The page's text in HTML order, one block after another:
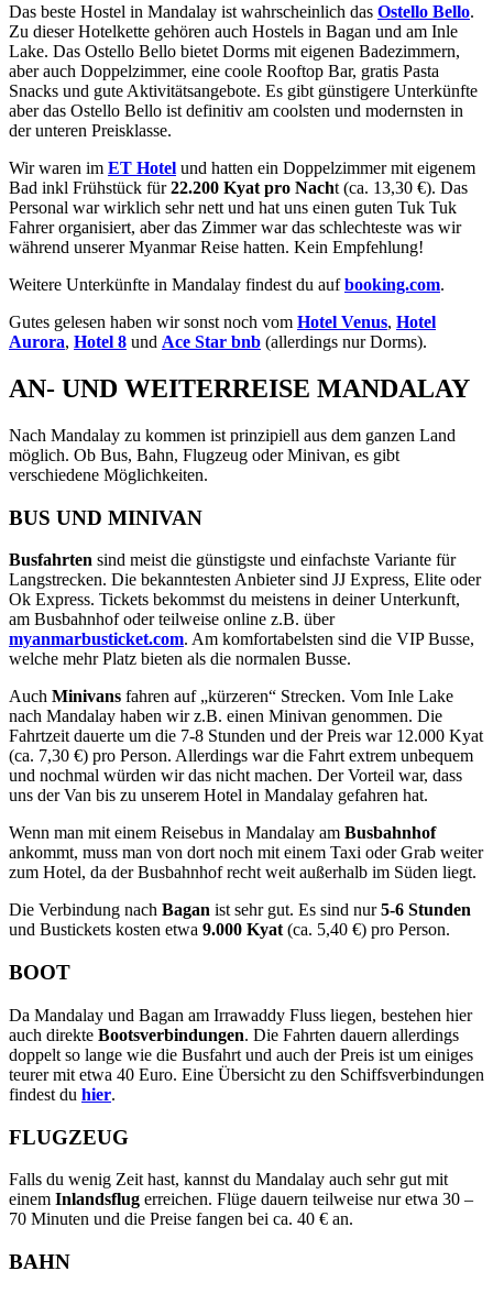
Das beste Hostel in Mandalay ist wahrscheinlich das Ostello Bello.
Zu dieser Hotelkette gehören auch Hostels in Bagan und am Inle
Lake. Das Ostello Bello bietet Dorms mit eigenen Badezimmern,
aber auch Doppelzimmer, eine coole Rooftop Bar, gratis Pasta
Snacks und gute Aktivitätsangebote. Es gibt günstigere Unterkünfte
aber das Ostello Bello ist definitiv am coolsten und modernsten in
der unteren Preisklasse.
Wir waren im ET Hotel und hatten ein Doppelzimmer mit eigenem
Bad inkl Frühstück für22.200 Kyat pro Nacht (ca. 13,30 €). Das
Personal war wirklich sehr nett und hat uns einen guten Tuk Tuk
Fahrer organisiert, aber das Zimmer war das schlechteste was wir
während unserer Myanmar Reise hatten. Kein Empfehlung!
Weitere Unterkünfte in Mandalay findest du aufbooking.com.
Gutes gelesen haben wir sonst noch vom Hotel Venus, Hotel
Aurora, Hotel 8 und Ace Star bnb (allerdings nur Dorms).
AN- UND WEITERREISE MANDALAY
Nach Mandalay zu kommen ist prinzipiell aus dem ganzen Land
möglich. Ob Bus, Bahn, Flugzeug oder Minivan, es gibt
verschiedene Möglichkeiten.
BUS UND MINIVAN
Busfahrten sind meist die günstigste und einfachste Variante für
Langstrecken. Die bekanntesten Anbieter sind JJ Express, Elite oder
Ok Express. Tickets bekommst du meistens in deiner Unterkunft,
am Busbahnhof oder teilweise online z.B. über
myanmarbusticket.com. Am komfortabelsten sind die VIP Busse,
welche mehr Platz bieten als die normalen Busse.
Auch Minivans fahren auf „kürzeren“ Strecken. Vom Inle Lake
nach Mandalay haben wir z.B. einen Minivan genommen. Die
Fahrtzeit dauerte um die 7-8 Stunden und der Preis war 12.000 Kyat
(ca. 7,30 €) pro Person. Allerdings war die Fahrt extrem unbequem
und nochmal würden wir das nicht machen. Der Vorteil war, dass
uns der Van bis zu unserem Hotel in Mandalay gefahren hat.
Wenn man mit einem Reisebus in Mandalay am Busbahnhof
ankommt, muss man von dort noch mit einem Taxi oder Grab weiter
zum Hotel, da der Busbahnhof recht weit außerhalb im Süden liegt.
Die Verbindung nach Bagan ist sehr gut. Es sind nur5-6 Stunden
und Bustickets kosten etwa 9.000 Kyat (ca. 5,40 €) pro Person.
BOOT
Da Mandalay und Bagan am Irrawaddy Fluss liegen, bestehen hier
auch direkte Bootsverbindungen. Die Fahrten dauern allerdings
doppelt so lange wie die Busfahrt und auch der Preis ist um einiges
teurer mit etwa 40 Euro. Eine Übersicht zu den Schiffsverbindungen
findest du hier.
FLUGZEUG
Falls du wenig Zeit hast, kannst du Mandalay auch sehr gut mit
einem Inlandsflug erreichen. Flüge dauern teilweise nur etwa 30 –
70 Minuten und die Preise fangen bei ca. 40 € an.
BAHN